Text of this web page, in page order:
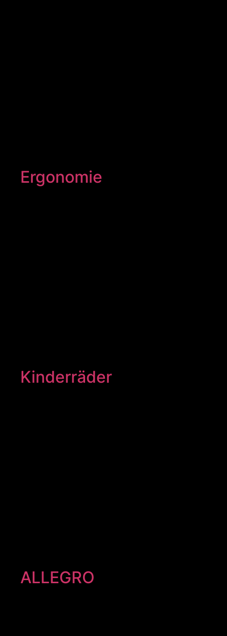
Ergonomie
Kinderräder
ALLEGRO